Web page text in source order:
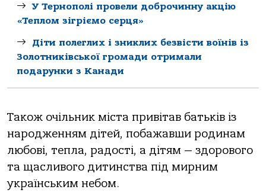
У Тернополі провели доброчинну акцію
«Теплом зігріємо серця»
Діти полеглих і зниклих безвісти воїнів із
Золотниківської громади отримали
подарунки з Канади
Також очільник міста привітав батьків із
народженням дітей, побажавши родинам
любові, тепла, радості, а дітям — здорового
та щасливого дитинства під мирним
українським небом.